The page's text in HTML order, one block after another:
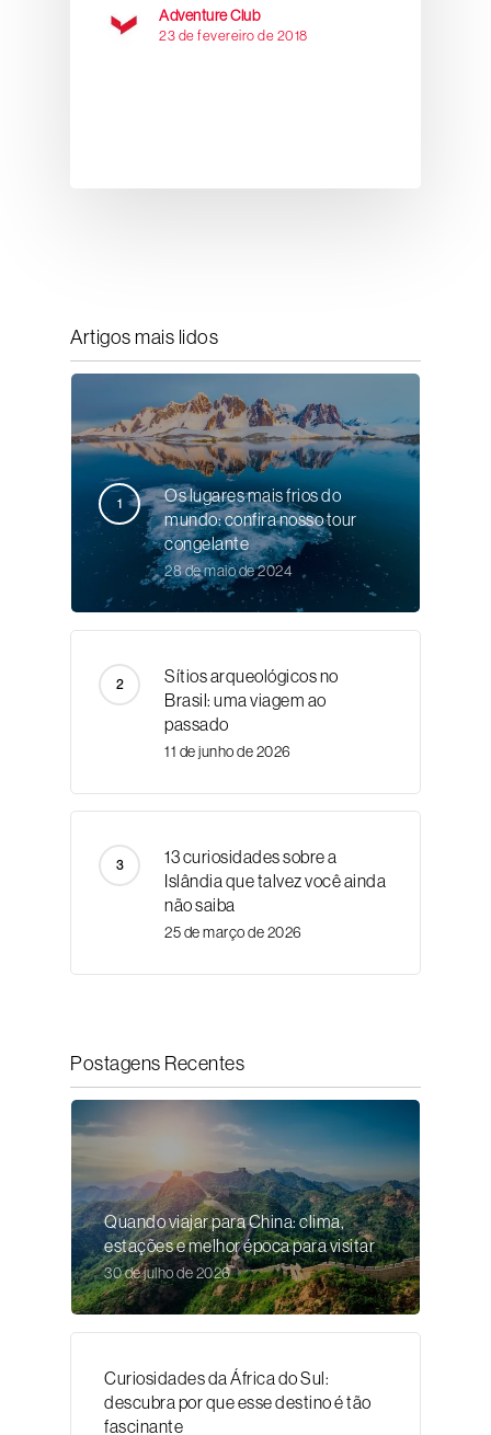
Adventure Club
23 de fevereiro de 2018
Artigos mais lidos
Os lugares mais frios do
mundo: confira nosso tour
congelante
28 de maio de 2024
Sítios arqueológicos no
Brasil: uma viagem ao
passado
11 de junho de 2026
13 curiosidades sobre a
Islândia que talvez você ainda
não saiba
25 de março de 2026
Postagens Recentes
Quando viajar para China: clima,
estações e melhor época para visitar
30 de julho de 2026
Curiosidades da África do Sul:
descubra por que esse destino é tão
fascinante